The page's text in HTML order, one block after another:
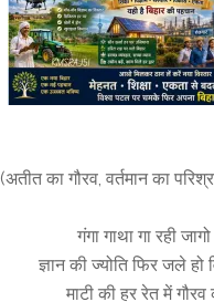
(अतीत का गौरव, वर्तमान का
गंगा गाथा गा रही
ज्ञान की ज्योति फिर जले
माटी की हर रेत में गौरव